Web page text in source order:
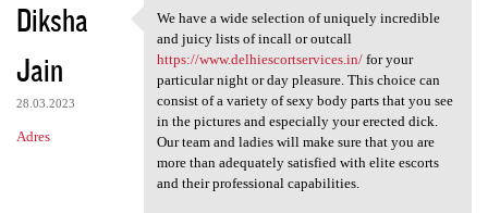
Diksha
Jain
28.03.2023
Adres
We have a wide selection of
We have a wide selection of uniquely incredible
and juicy lists of incall or outcall
https://www.delhiescortservices.in/for your
particular night or day pleasure. This choice can
consist of a variety of sexy body parts that you see
in the pictures and especially your erected dick.
Our team and ladies will make sure that you are
more than adequately satisfied with elite escorts
and their professional capabilities.